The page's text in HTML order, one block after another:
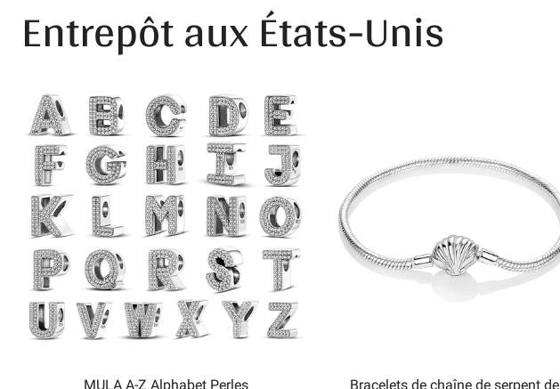
Entrepôt aux États-Unis
MULA A-Z Alphabet Perles
Bracelets de chaîne de serpent de